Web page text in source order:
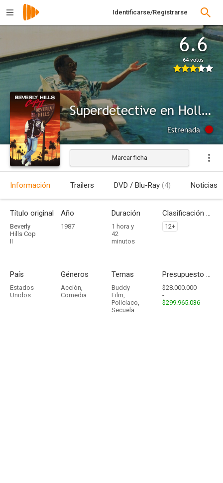
Identificarse/Registrarse
6.6
64 votos
Superdetective en Hollywood II
Estrenada
Marcar ficha
Información Trailers DVD / Blu-Ray (4) Noticias
Título original
Beverly
Hills Cop
II
Año
1987
Duración
1 hora y
42
minutos
Clasificación por edades
12+
País
Estados
Unidos
Géneros
Acción,
Comedia
Temas
Buddy
Film,
Policíaco,
Secuela
Presupuesto - Ingresos
$28.000.000
-
$299.965.036